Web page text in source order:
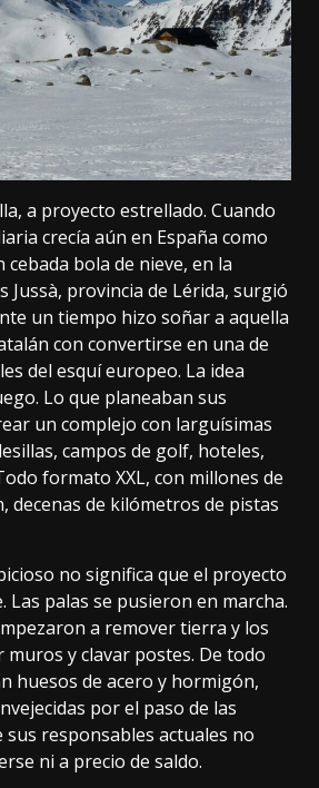
a proyecto estrellado. Cuando
crecía aún en España como
bola de nieve, en la
Jussà, provincia de Lérida, surgió
un tiempo hizo soñar a aquella
con convertirse en una de
del esquí europeo. La idea
Lo que planeaban sus
un complejo con larguísimas
campos de golf, hoteles,
formato XXL, con millones de
decenas de kilómetros de pistas
no significa que el proyecto
Las palas se pusieron en marcha.
a remover tierra y los
y clavar postes. De todo
huesos de acero y hormigón,
por el paso de las
sus responsables actuales no
ni a precio de saldo.